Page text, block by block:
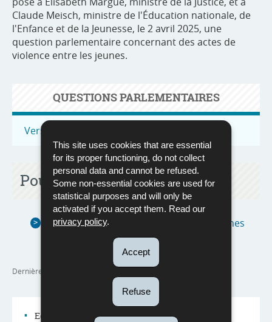
This site uses cookies that are essential
for its proper functioning, do not collect
personal data and cannot be refused.
Some non-essential cookies are used for
statistical purposes and will only be
activated if you accept them. Read our
privacy policy.
Accept
Refuse
Claude Meisch, ministre de l'Éducation nationale, de
l'Enfance et de la Jeunesse, le 2 avril 2025, une
question parlementaire concernant des actes de
violence entre les jeunes.
QUESTIONS PARLEMENTAIRES
Vers toutes les questions parlementaires
Pour en savoir plus
QP 2177 : Actes de violence entre les jeunes
Dernière mise à jour
Education system